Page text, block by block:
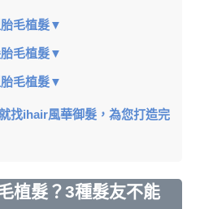
毛植髮▼
毛植髮▼
毛植髮▼
找ihair風華御髮，為您打造完
植髮？3種髮友不能